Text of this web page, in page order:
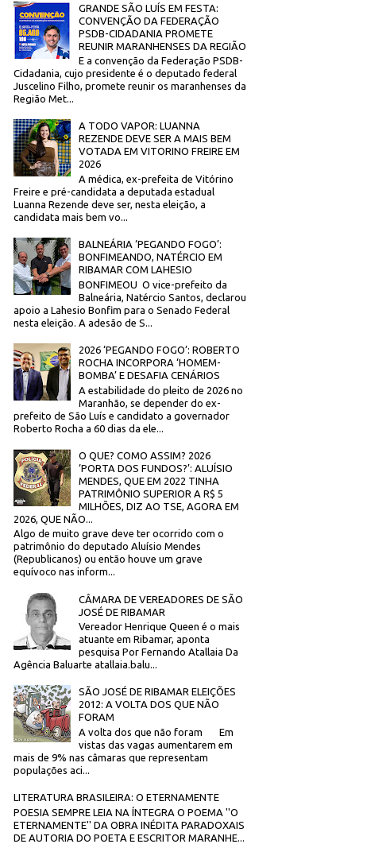
GRANDE SÃO LUÍS EM FESTA:
CONVENÇÃO DA FEDERAÇÃO
PSDB-CIDADANIA PROMETE
REUNIR MARANHENSES DA REGIÃO
E a convenção da Federação PSDB-
Cidadania, cujo presidente é o deputado federal
Juscelino Filho, promete reunir os maranhenses da
Região Met...
A TODO VAPOR: LUANNA
REZENDE DEVE SER A MAIS BEM
VOTADA EM VITORINO FREIRE EM
2026
A médica, ex-prefeita de Vitórino
Freire e pré-candidata a deputada estadual
Luanna Rezende deve ser, nesta eleição, a
candidata mais bem vo...
BALNEÁRIA ‘PEGANDO FOGO’:
BONFIMEANDO, NATÉRCIO EM
RIBAMAR COM LAHESIO
BONFIMEOU O vice-prefeito da
Balneária, Natércio Santos, declarou
apoio a Lahesio Bonfim para o Senado Federal
nesta eleição. A adesão de S...
2026 ‘PEGANDO FOGO’: ROBERTO
ROCHA INCORPORA ‘HOMEM-
BOMBA’ E DESAFIA CENÁRIOS
A estabilidade do pleito de 2026 no
Maranhão, se depender do ex-
prefeito de São Luís e candidato a governador
Roberto Rocha a 60 dias da ele...
O QUE? COMO ASSIM? 2026
‘PORTA DOS FUNDOS?’: ALUÍSIO
MENDES, QUE EM 2022 TINHA
PATRIMÔNIO SUPERIOR A R$ 5
MILHÕES, DIZ AO TSE, AGORA EM
2026, QUE NÃO...
Algo de muito grave deve ter ocorrido com o
patrimônio do deputado Aluísio Mendes
(Republicanos) ou então houve um grave
equívoco nas inform...
CÂMARA DE VEREADORES DE SÃO
JOSÉ DE RIBAMAR
Vereador Henrique Queen é o mais
atuante em Ribamar, aponta
pesquisa Por Fernando Atallaia Da
Agência Baluarte atallaia.balu...
SÃO JOSÉ DE RIBAMAR ELEIÇÕES
2012: A VOLTA DOS QUE NÃO
FORAM
A volta dos que não foram Em
vistas das vagas aumentarem em
mais de 9% nas câmaras que representam
populações aci...
LITERATURA BRASILEIRA: O ETERNAMENTE
POESIA SEMPRE LEIA NA ÍNTEGRA O POEMA ''O
ETERNAMENTE'' DA OBRA INÉDITA PARADOXAIS
DE AUTORIA DO POETA E ESCRITOR MARANHE...